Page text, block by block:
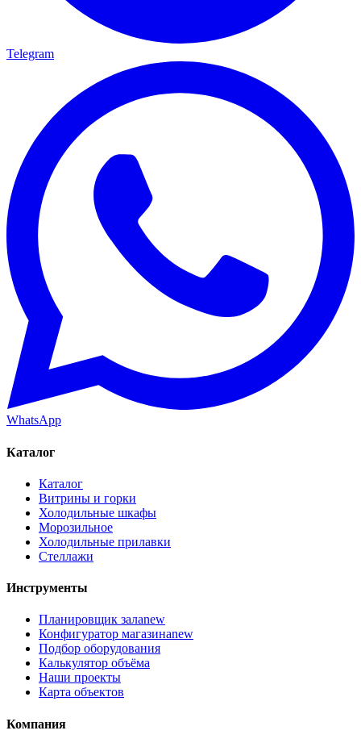
Telegram
WhatsApp
Каталог
Каталог
Витрины и горки
Холодильные шкафы
Морозильное
Холодильные прилавки
Стеллажи
Инструменты
Планировщик залаnew
Конфигуратор магазинаnew
Подбор оборудования
Калькулятор объёма
Наши проекты
Карта объектов
Компания